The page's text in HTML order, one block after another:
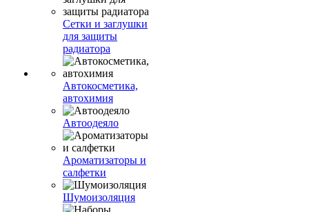
Сетки и заглушки
для защиты
радиатора
Автокосметика,
автохимия
Автоодеяло
Ароматизаторы и
салфетки
Шумоизоляция